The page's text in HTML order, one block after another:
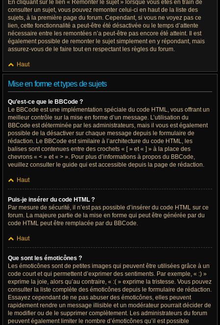
En cliquant sur le lien « Remonter le sujet » lorsque vous êtes en train de
consulter un sujet, vous pouvez remonter celui-ci en haut de la liste des
sujets, à la première page du forum. Cependant, si vous ne voyez pas ce
lien, cette fonctionnalité a peut-être été désactivée ou le temps d’attente
nécessaire entre les remontées n’a peut-être pas encore été atteint. Il est
également possible de remonter le sujet simplement en y répondant, mais
assurez-vous de le faire tout en respectant les règles du forum.
Haut
Mise en forme et types de sujets
Qu’est-ce que le BBCode ?
Le BBCode est une implémentation spéciale du code HTML, vous offrant un
meilleur contrôle sur la mise en forme d’un message. L’utilisation du
BBCode est déterminée par les administrateurs, mais il vous est également
possible de la désactiver sur chaque message depuis le formulaire de
rédaction. Le BBCode est similaire à l’architecture du code HTML, les
balises sont contenues entre des crochets « [ » et « ] » à la place des
chevrons « < » et « > ». Pour plus d’informations à propos du BBCode,
veuillez consulter le guide qui est accessible depuis la page de rédaction.
Haut
Puis-je insérer du code HTML ?
Par mesure de sécurité, il n’est pas possible d’insérer du code HTML sur ce
forum. La majeure partie de la mise en forme qui peut être générée par du
code HTML peut être remplacée par du BBCode.
Haut
Que sont les émoticônes ?
Les émoticônes sont de petites images qui peuvent être utilisées grâce à un
code court et qui permettent d’exprimer des sentiments. Par exemple, « :) »
exprime la joie, alors qu’au contraire, « :( » exprime la tristesse. Vous pouvez
consulter la liste complète des émoticônes depuis le formulaire de rédaction.
Essayez cependant de ne pas abuser des émoticônes, elles peuvent
rapidement rendre un message illisible et un modérateur pourrait décider de
le modifier ou de le supprimer complètement. Les administrateurs du forum
peuvent également limiter le nombre d’émoticônes qu’il est possible